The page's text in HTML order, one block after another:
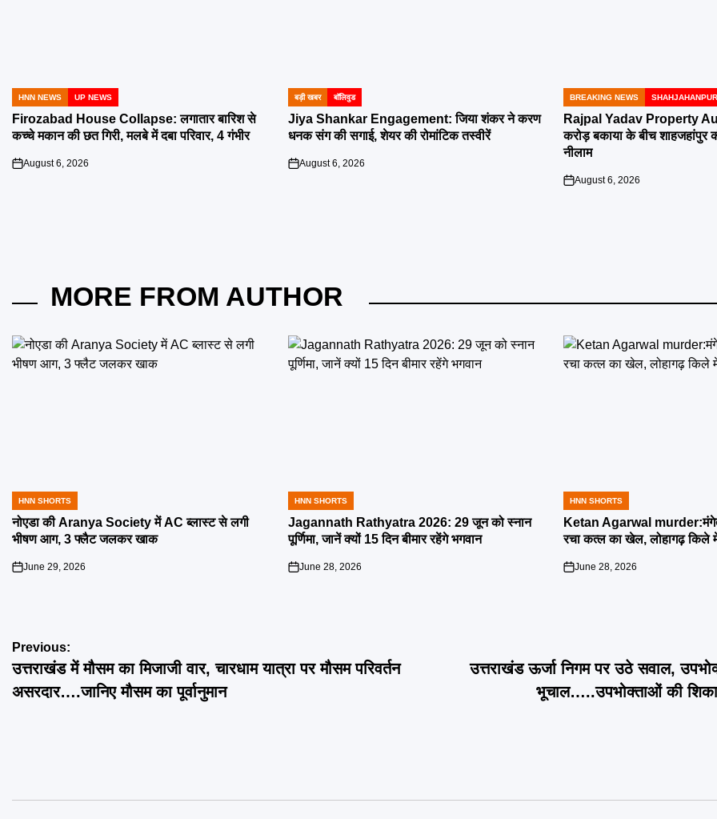
POSTED
IN
HNN NEWS UP NEWS
Firozabad House Collapse: लगातार बारिश से
कच्चे मकान की छत गिरी, मलबे में दबा परिवार, 4 गंभीर
on
August 6, 2026
POSTED
IN
बड़ी खबर बॉलिवुड
Jiya Shankar Engagement: जिया शंकर ने करण
धनक संग की सगाई, शेयर की रोमांटिक तस्वीरें
on
August 6, 2026
POSTED
IN
BREAKING NEWS
Rajpal Yadav Property
करोड़ बकाया के बीच शाहजहांपुर
नीलाम
on
August 6, 2026
MORE FROM AUTHOR
POSTED
IN
HNN SHORTS
नोएडा की Aranya Society में AC ब्लास्ट से लगी
भीषण आग, 3 फ्लैट जलकर खाक
on
June 29, 2026
POSTED
IN
HNN SHORTS
Jagannath Rathyatra 2026: 29 जून को स्नान
पूर्णिमा, जानें क्यों 15 दिन बीमार रहेंगे भगवान
on
June 28, 2026
POSTED
IN
HNN SHORTS
Ketan Agarwal
रचा कत्ल का खेल, लोहागढ़ किले
on
June 28, 2026
Post
navigation
Previous:
उत्तराखंड में मौसम का मिजाजी वार, चारधाम यात्रा पर मौसम परिवर्तन
असरदार….जानिए मौसम का पूर्वानुमान
उत्तराखंड ऊर्जा निगम पर उठे सवाल,
भूचाल…..उपभोक्ताओं की